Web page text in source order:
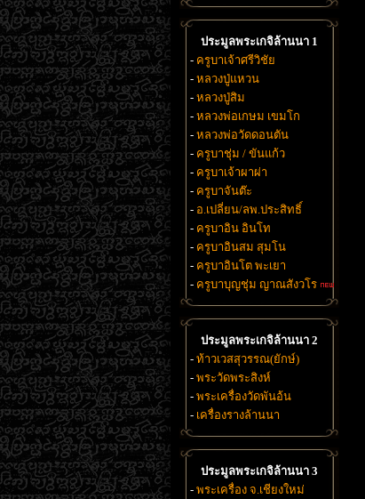
ประมูลพระเกจิล้านนา 1
- ครูบาเจ้าศรีวิชัย
- หลวงปู่แหวน
- หลวงปู่สิม
- หลวงพ่อเกษม เขมโก
- หลวงพ่อวัดดอนตัน
- ครูบาชุ่ม / ขันแก้ว
- ครูบาเจ้าผาผ่า
- ครูบาจันต๊ะ
- อ.เปลี่ยน/ลพ.ประสิทธิ์
- ครูบาอิน อินโท
- ครูบาอินสม สุมโน
- ครูบาอินโต พะเยา
- ครูบาบุญชุ่ม ญาณสังวโร
ประมูลพระเกจิล้านนา 2
- ท้าวเวสสุวรรณ(ยักษ์)
- พระวัดพระสิงห์
- พระเครื่องวัดพันอ้น
- เครื่องรางล้านนา
ประมูลพระเกจิล้านนา 3
- พระเครื่อง จ.เชียงใหม่